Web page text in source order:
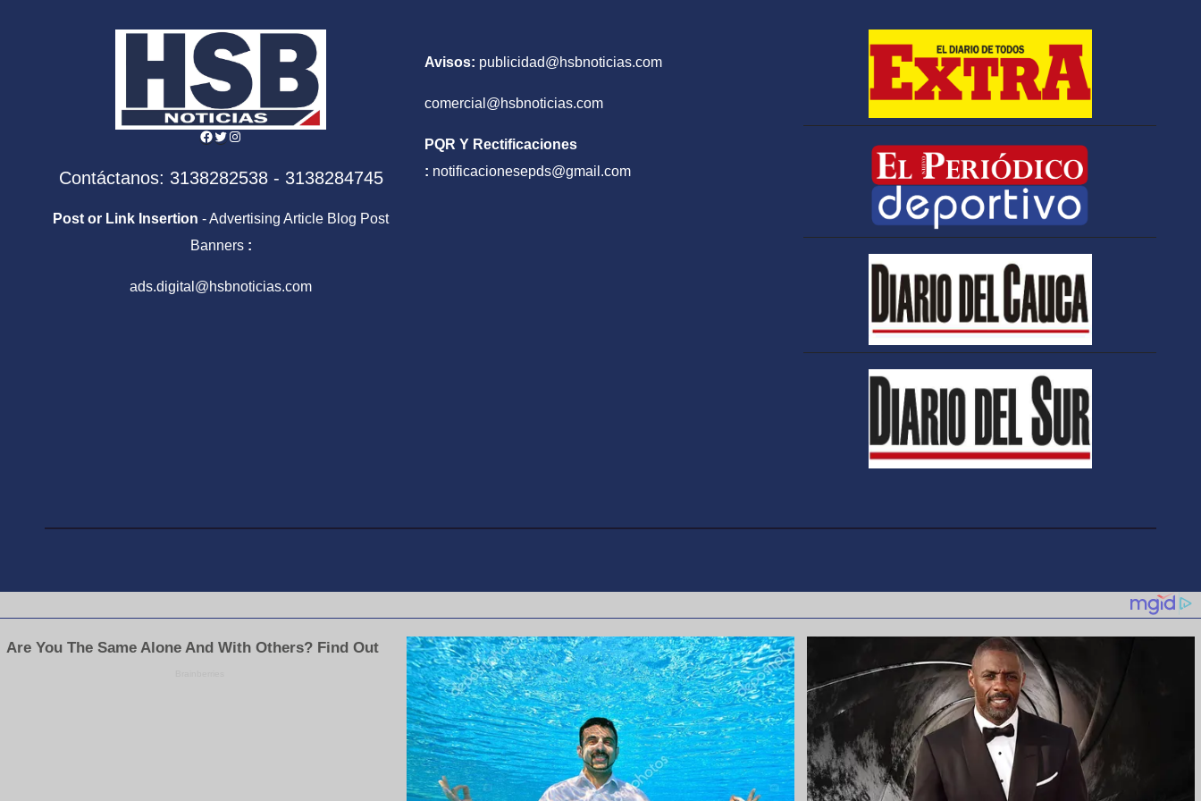
Facebook
Twitter
Instagram
Contáctanos: 3138282538 - 3138284745
Post or Link Insertion - Advertising Article Blog Post
Banners :
ads.digital@hsbnoticias.com
Avisos: publicidad@hsbnoticias.com
comercial@hsbnoticias.com
PQR Y Rectificaciones
: notificacionesepds@gmail.com